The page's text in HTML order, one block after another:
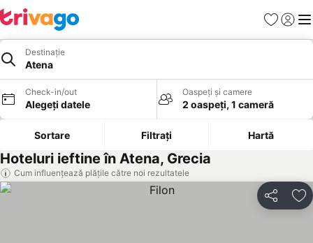
Favorite
Destinație
Atena
Check-in/out
Alegeți datele
Oaspeți și camere
2 oaspeți, 1 cameră
Sortare Filtrați Hartă
Hoteluri ieftine în Atena, Grecia
Cum influențează plățile către noi rezultatele
Distribuiți